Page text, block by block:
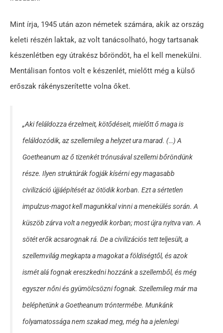
Mint írja, 1945 után azon németek számára, akik az ország
keleti részén laktak, az volt tanácsolható, hogy tartsanak
készenlétben egy útrakész bőröndöt, ha el kell menekülni.
Mentálisan fontos volt e készenlét, mielőtt még a külső
erőszak rákényszerítette volna őket.
„Aki feláldozza érzelmeit, kötődéseit, mielőtt ő maga is
feláldozódik, az szellemileg a helyzet ura marad. (…) A
Goetheanum az ő tizenkét trónusával szellemi bőröndünk
része. Ilyen struktúrák fogják kísérni egy magasabb
civilizáció újjáépítését az ötödik korban. Ezt a sértetlen
impulzus-magot kell magunkkal vinni a menekülés során. A
küszöb zárva volt a negyedik korban; most újra nyitva van. A
sötét erők acsarognak rá. De a civilizációs tett teljesült, a
szellemvilág megkapta a magokat a földiségtől, és azok
ismét alá fognak ereszkedni hozzánk a szellemből, és még
egyszer nőni és gyümölcsözni fognak. Szellemileg már ma
beléphetünk a Goetheanum tróntermébe. Munkánk
folyamatossága nem szakad meg, még ha a jelenlegi